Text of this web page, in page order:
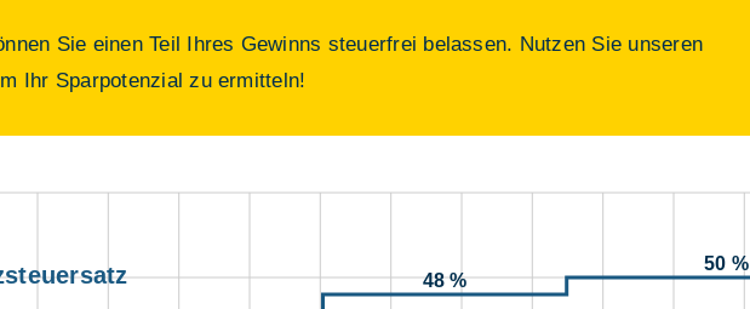
Sie einen Teil Ihres Gewinns steuerfrei belassen. Nutzen Sie unseren
Ihr Sparpotenzial zu ermitteln!
48 %
50 %